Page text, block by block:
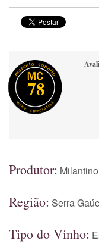
78
Produtor: Milantino
Região: Serra
Tipo do Vinho: